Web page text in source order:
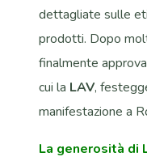
dettagliate sulle
prodotti. Dopo
finalmente
cui la LAV,
manifestazione a
La generosità di